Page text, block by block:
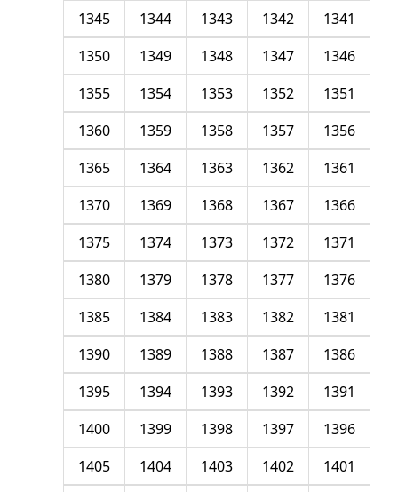
1341
1342
1343
1344
1345
1346
1347
1348
1349
1350
1351
1352
1353
1354
1355
1356
1357
1358
1359
1360
1361
1362
1363
1364
1365
1366
1367
1368
1369
1370
1371
1372
1373
1374
1375
1376
1377
1378
1379
1380
1381
1382
1383
1384
1385
1386
1387
1388
1389
1390
1391
1392
1393
1394
1395
1396
1397
1398
1399
1400
1401
1402
1403
1404
1405